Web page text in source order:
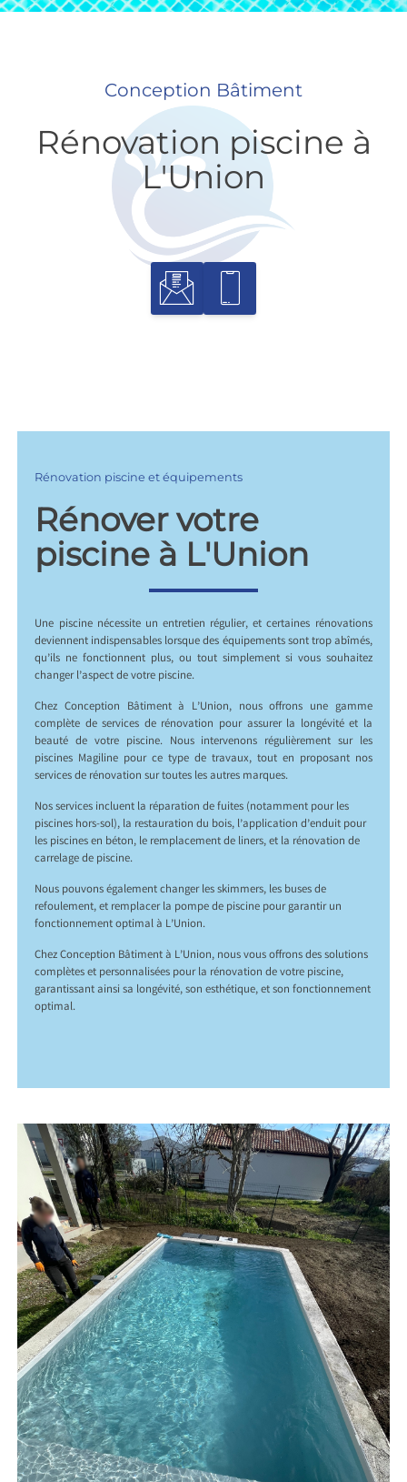
Conception Bâtiment
Rénovation piscine à
L'Union
Rénovation piscine et équipements
Rénover votre
piscine à L'Union
Une piscine nécessite un entretien régulier, et certaines rénovations
deviennent indispensables lorsque des équipements sont trop abîmés,
qu’ils ne fonctionnent plus, ou tout simplement si vous souhaitez
changer l’aspect de votre piscine.
Chez Conception Bâtiment à L’Union, nous offrons une gamme
complète de services de rénovation pour assurer la longévité et la
beauté de votre piscine. Nous intervenons régulièrement sur les
piscines Magiline pour ce type de travaux, tout en proposant nos
services de rénovation sur toutes les autres marques.
Nos services incluent la réparation de fuites (notamment pour les
piscines hors-sol), la restauration du bois, l’application d’enduit pour
les piscines en béton, le remplacement de liners, et la rénovation de
carrelage de piscine.
Nous pouvons également changer les skimmers, les buses de
refoulement, et remplacer la pompe de piscine pour garantir un
fonctionnement optimal à L’Union.
Chez Conception Bâtiment à L’Union, nous vous offrons des solutions
complètes et personnalisées pour la rénovation de votre piscine,
garantissant ainsi sa longévité, son esthétique, et son fonctionnement
optimal.